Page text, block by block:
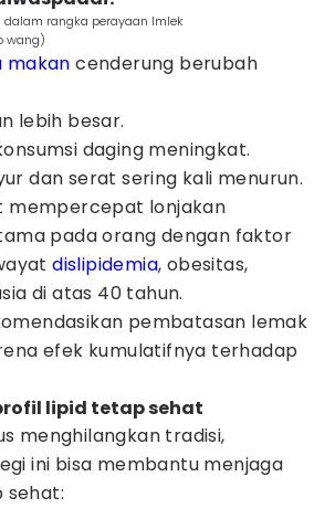
rangka perayaan Imlek
wang)
makan cenderung berubah
lebih besar.
daging meningkat.
dan serat sering kali menurun.
mempercepat lonjakan
pada orang dengan faktor
dislipidemia, obesitas,
di atas 40 tahun.
pembatasan lemak
efek kumulatifnya terhadap
lipid tetap sehat
menghilangkan tradisi,
ini bisa membantu menjaga
sehat: